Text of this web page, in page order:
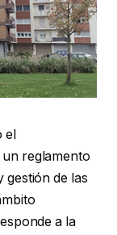
el
reglamento
gestión de las
a la